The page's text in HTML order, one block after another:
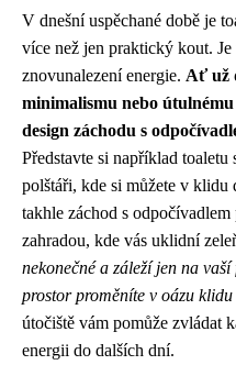
V dnešní uspěchané době je
více než jen praktický kout.
znovunalezení energie. Ať už
minimalismu nebo
design záchodu s
Představte si například
polštáři, kde si můžete v klidu
takhle záchod s
zahradou, kde vás uklidní
nekonečné a záleží jen na
prostor proměníte v oázu klidu
útočiště vám pomůže zvládat
energii do dalších dní.